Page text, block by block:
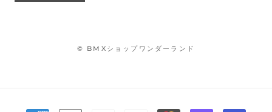
© BMXショップワンダーランド